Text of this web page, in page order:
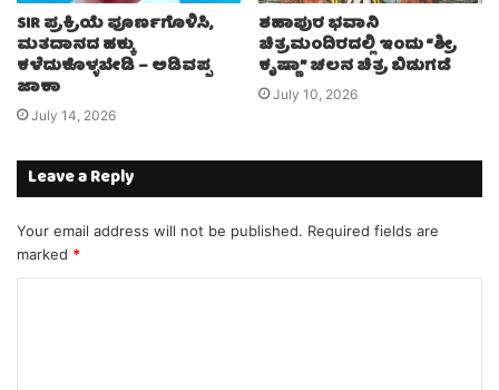
SIR ಪ್ರಕ್ರಿಯೆ ಪೂರ್ಣಗೊಳಿಸಿ,
ಮತದಾನದ ಹಕ್ಕು
ಕಳೆದುಕೊಳ್ಳಬೇಡಿ – ಅಡಿವಪ್ಪ
ಜಾಕಾ
July 14, 2026
ಶಹಾಪುರ ಭವಾನಿ
ಚಿತ್ರಮಂದಿರದಲ್ಲಿ ಇಂದು “ಶ್ರೀ
ಕೃಷ್ಣಾ” ಚಲನ ಚಿತ್ರ ಬಿಡುಗಡೆ
July 10, 2026
Leave a Reply
Your email address will not be published. Required fields are
marked *